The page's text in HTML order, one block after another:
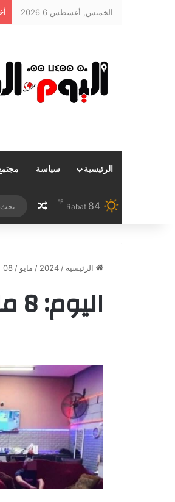
الخميس, أغسطس 6 2026
الرئيسية سياسة
Rabat 84
℉ مقال
الرئيسية /
2024
/ مايو /
08
اليوم:8 مايو، 2024